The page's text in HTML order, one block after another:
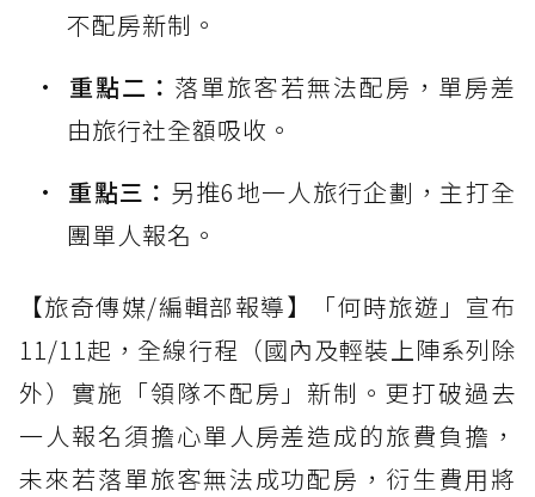
不配房新制。
重點二： 落單旅客若無法配房，單房差
由旅行社全額吸收。
重點三： 另推6地一人旅行企劃，主打全
團單人報名。
【旅奇傳媒/編輯部報導】「何時旅遊」宣布
11/11起，全線行程（國內及輕裝上陣系列除
外）實施「領隊不配房」新制。更打破過去
一人報名須擔心單人房差造成的旅費負擔，
未來若落單旅客無法成功配房，衍生費用將